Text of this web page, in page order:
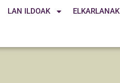
LAN ILDOAK ELKARLANAK